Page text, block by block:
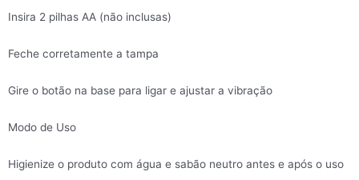
Insira 2 pilhas AA (não inclusas)
Feche corretamente a tampa
Gire o botão na base para ligar e ajustar a vibração
Modo de Uso
Higienize o produto com água e sabão neutro antes e após o uso